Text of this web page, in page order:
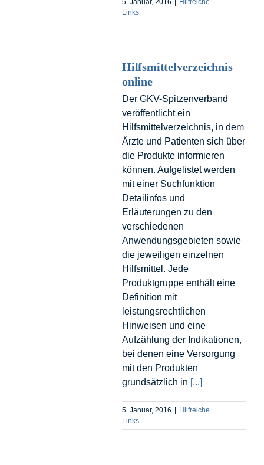
5. Januar, 2016
Hilfreiche
Links
Hilfsmittelverzeichnis
online
Der GKV-Spitzenverband
veröffentlicht ein
Hilfsmittelverzeichnis, in dem
Ärzte und Patienten sich über
die Produkte informieren
können. Aufgelistet werden
mit einer Suchfunktion
Detailinfos und
Erläuterungen zu den
verschiedenen
Anwendungsgebieten sowie
die jeweiligen einzelnen
Hilfsmittel. Jede
Produktgruppe enthält eine
Definition mit
leistungsrechtlichen
Hinweisen und eine
Aufzählung der Indikationen,
bei denen eine Versorgung
mit den Produkten
grundsätzlich in [...]
5. Januar, 2016
Hilfreiche
Links